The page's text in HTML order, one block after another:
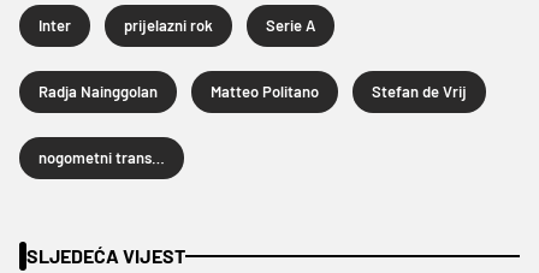
Inter prijelazni rok Serie A
Radja Nainggolan Matteo Politano Stefan de Vrij
SLJEDEĆA VIJEST